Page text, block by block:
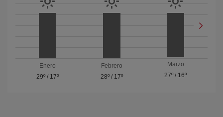
Enero
29º/ 17º
Febrero
28º/ 17º
Marzo
27º / 16º